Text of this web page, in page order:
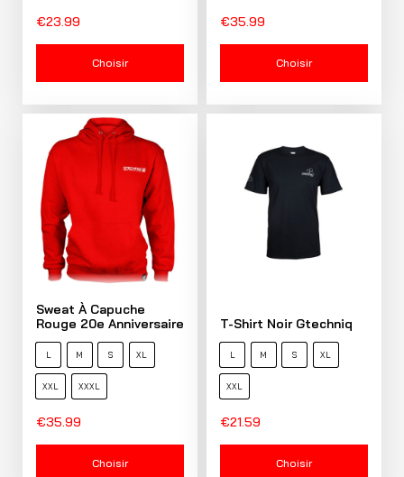
€23.99
Choisir
€35.99
Choisir
Sweat À Capuche
Rouge 20e Anniversaire
L M S XL
XXL XXXL
€35.99
Choisir
T-Shirt Noir Gtechniq
L M S XL
XXL
€21.59
Choisir